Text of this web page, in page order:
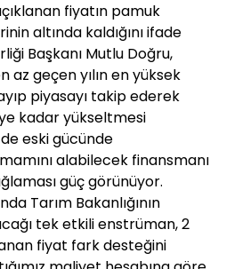
fiyatın pamuk
altında kaldığını ifade
Başkanı Mutlu Doğru,
az geçen yılın en yüksek
piyasayı takip ederek
kadar yükseltmesi
eski gücünde
alabilecek finansmanı
güç görünüyor.
Tarım Bakanlığının
tek etkili enstrüman, 2
fiyat fark desteğini